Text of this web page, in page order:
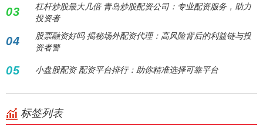
03
杠杆炒股最大几倍 青岛炒股配资公司：专业配资服务，助力
投资者
04
股票融资好吗 揭秘场外配资代理：高风险背后的利益链与投
资者警
05 小盘股配资 配资平台排行：助你精准选择可靠平台
标签列表